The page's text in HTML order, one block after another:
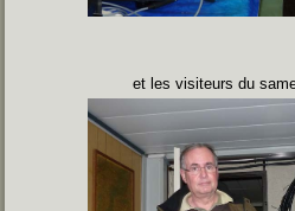
et les visiteurs du